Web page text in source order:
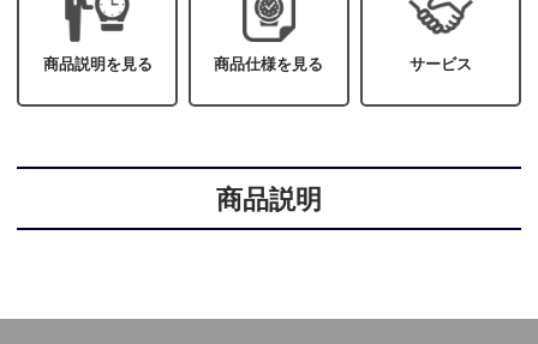
商品説明を見る 商品仕様を見る サービス
商品説明